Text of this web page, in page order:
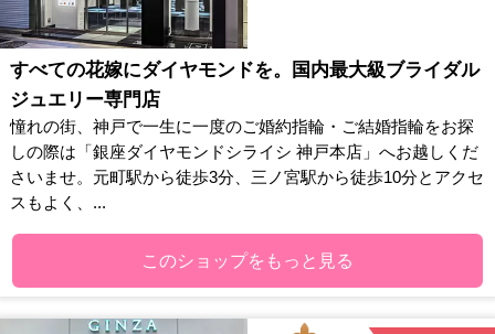
すべての花嫁にダイヤモンドを。国内最大級ブライダル
ジュエリー専門店
憧れの街、神戸で一生に一度のご婚約指輪・ご結婚指輪をお探
しの際は「銀座ダイヤモンドシライシ 神戸本店」へお越しくだ
さいませ。元町駅から徒歩3分、三ノ宮駅から徒歩10分とアクセ
スもよく、...
このショップをもっと見る